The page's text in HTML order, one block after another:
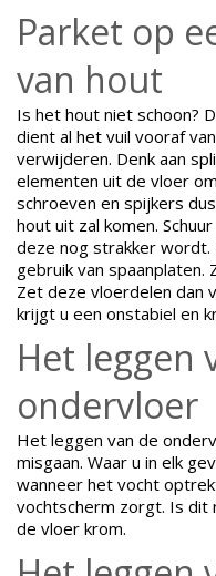
Parket op
van hout
Is het hout niet schoon?
dient al het vuil vooraf
verwijderen. Denk aan
elementen uit de vloer
schroeven en spijkers
hout uit zal komen.
deze nog strakker wordt.
gebruik van spaanplaten.
Zet deze vloerdelen dan
krijgt u een onstabiel en
Het leggen
ondervloer
Het leggen van de
misgaan. Waar u in elk
wanneer het vocht
vochtscherm zorgt. Is dit
de vloer krom.